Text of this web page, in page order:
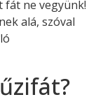
fát ne vegyünk!
alá, szóval